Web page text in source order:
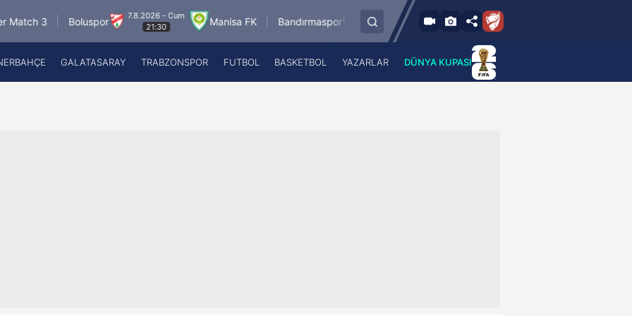
3 Boluspor
7.8.2026 - Cum
21:30
Manisa FK Bandırmaspor
8.8.2026 - Cum
İstanbulspor Ümraniyespor
A Haber Radyo
GALATASARAY TRABZONSPOR FUTBOL BASKETBOL YAZARLAR DÜNYA KUPASI